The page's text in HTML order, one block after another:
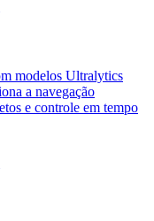
modelos Ultralytics
a navegação
e controle em tempo